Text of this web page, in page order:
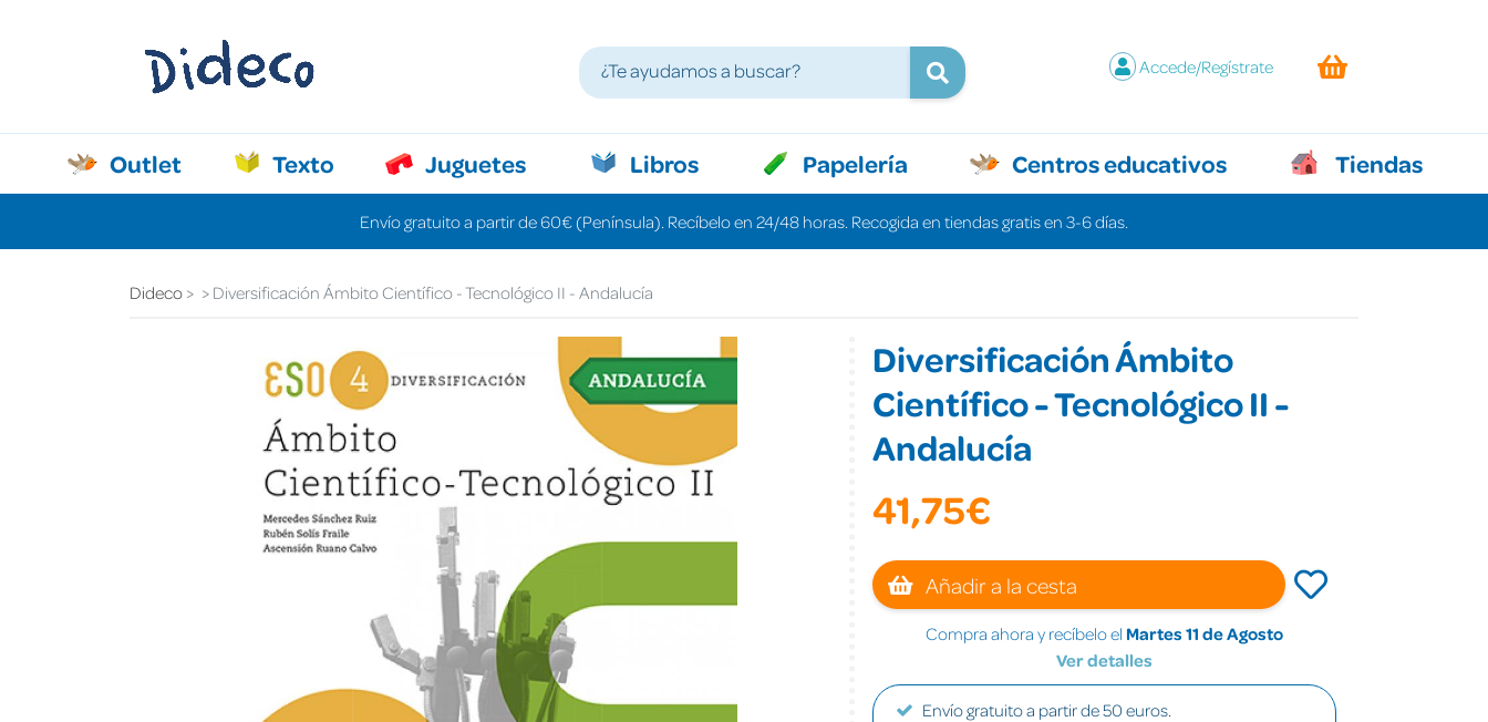
Accede/Regístrate
Outlet Texto Juguetes Libros Papelería Centros educativos Tiendas
Envío gratuito a partir de 60€ (Península). Recíbelo en 24/48 horas. Recogida en tiendas gratis en 3-6 días.
Dideco Diversificación Ámbito Científico - Tecnológico II - Andalucía
Diversificación Ámbito
Científico - Tecnológico II -
Andalucía
41,75€
Añadir a la cesta
Compra ahora y recíbelo el Martes 11 de Agosto
Ver detalles
Envío gratuito a partir de 50 euros.